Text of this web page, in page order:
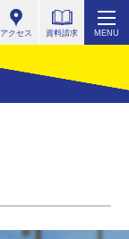
アクセス 資料請求 MENU